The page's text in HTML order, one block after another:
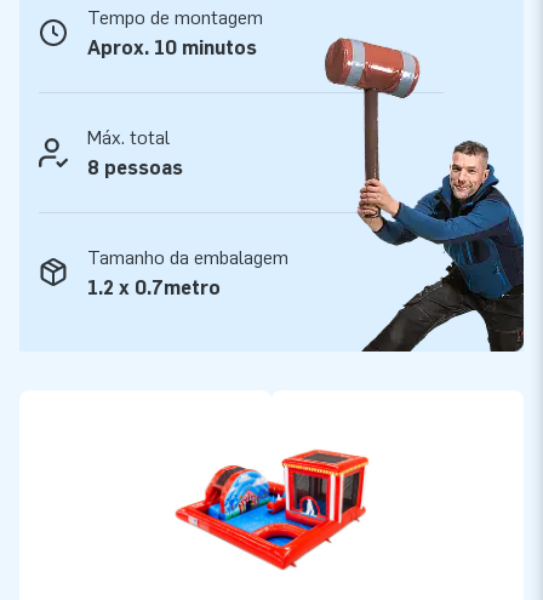
Tempo de montagem
Aprox. 10 minutos
Máx. total
8 pessoas
Tamanho da embalagem
1.2 x 0.7metro